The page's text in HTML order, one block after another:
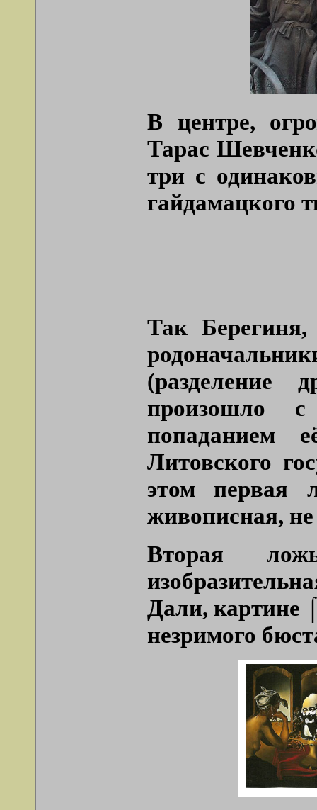
В центре,
Тарас
три с
гайдамацкого
Так
(разделение
произошло
попаданием
Литовского
этом
живописная, не
Вторая
Дали, картине
незримого